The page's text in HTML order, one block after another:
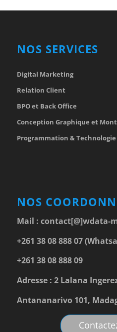
NOS SERVICES
Digital Marketing
Relation Client
BPO et Back Office
Conception Graphique et
Programmation & Technologie
NOS
Mail : contact[@]wdata-
+261 38 08 888 07
+261 38 08 888 09
Adresse : 2 Lalana
Antananarivo 101,